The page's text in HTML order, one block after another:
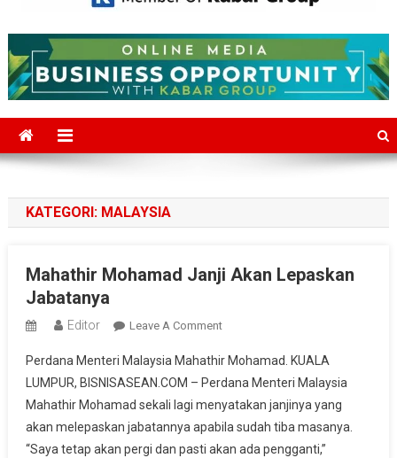
Mediajakarta.com
KATEGORI: MALAYSIA
Mahathir Mohamad Janji Akan Lepaskan
Jabatanya
Editor Leave A CommentOn
Mohamad
Janji
Akan
Lepaskan
Jabatanya
Perdana Menteri Malaysia Mahathir Mohamad. KUALA
LUMPUR, BISNISASEAN.COM – Perdana Menteri Malaysia
Mahathir Mohamad sekali lagi menyatakan janjinya yang
akan melepaskan jabatannya apabila sudah tiba masanya.
“Saya tetap akan pergi dan pasti akan ada pengganti,”